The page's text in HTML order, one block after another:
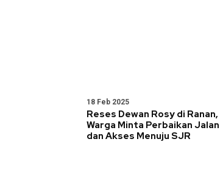
18 Feb 2025
Reses Dewan Rosy di Ranan,
Warga Minta Perbaikan Jalan
dan Akses Menuju SJR